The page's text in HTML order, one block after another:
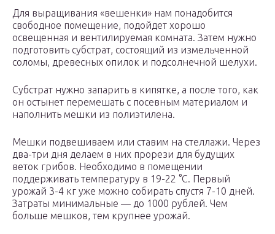
Для выращивания «вешенки» нам понадобится
свободное помещение, подойдет хорошо
освещенная и вентилируемая комната. Затем нужно
подготовить субстрат, состоящий из измельченной
соломы, древесных опилок и подсолнечной шелухи.
Субстрат нужно запарить в кипятке, а после того, как
он остынет перемешать с посевным материалом и
наполнить мешки из полиэтилена.
Мешки подвешиваем или ставим на стеллажи. Через
два-три дня делаем в них прорези для будущих
веток грибов. Необходимо в помещении
поддерживать температуру в 19-22 °C. Первый
урожай 3-4 кг уже можно собирать спустя 7-10 дней.
Затраты минимальные — до 1000 рублей. Чем
больше мешков, тем крупнее урожай.